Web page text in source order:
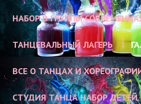
НАБОР В ГРУППЫ
ТАНЦЕВАЛЬНЫЙ ЛАГЕРЬ
ВСЕ О ТАНЦАХ И
СТУДИЯ ТАНЦА НАБОР ДЕТЕЙ